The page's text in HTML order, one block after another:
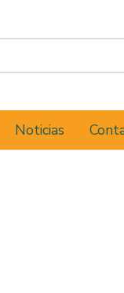
Noticias